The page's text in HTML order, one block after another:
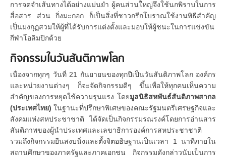
การจดจำเส้นทางได้อย่างแม่นยำ ผู้คนส่วนใหญ่จึงใช้นกพิราบในการ
สื่อสาร ส่วน กิ่งมะกอก ก็เป็นสิ่งที่ชาวกรีกโบราณใช้งานพิธีสำคัญ
เป็นมงกุฏสวมให้ผู้ที่ได้รับการแต่งตั้งและมอบให้ผู้ชนะในการแข่งขัน
กีฬาโอลิมปิกด้วย
กิจกรรมในวันสันติภาพโลก
เนื่องจากทุกๆ วันที่ 21 กันยายนของทุกปีเป็นวันสันติภาพโลก องค์กร
และหน่วยงานต่างๆ ก็จะจัดกิจกรรมดีๆ ขึ้นเพื่อให้ทุกคนเห็นความ
สำคัญของการหยุดใช้ความรุนแรง โดยมูลนิธิสหพันธ์สันติภาพสากล
(ประเทศไทย) ในฐานะที่ปรึกษาพิเศษของคณะรัฐมนตรีเศรษฐกิจและ
สังคมแห่งสหประชาชาติ ได้จัดเป็นกิจกรรมรณรงค์โดยการอ่านสาร
สันติภาพของผู้นำประเทศและเลขาธิการองค์การสหประชาชาติ
รวมถึงกิจกรรมยืนสงบนิ่งและตั้งจิตอธิษฐานเป็นเวลา 1 นาทีภายใน
สถานศึกษาของภาครัฐและภาคเอกชน กิจกรรมดังกล่าวนับเป็นการ